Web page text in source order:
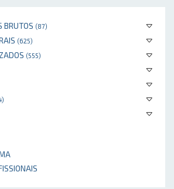
BRUTOS (87)
(625)
(555)